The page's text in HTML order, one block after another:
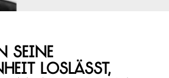
seine
loslässt,